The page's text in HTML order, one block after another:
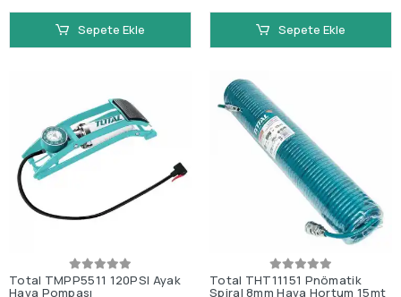
Sepete Ekle Sepete Ekle
Total TMPP5511 120PSI Ayak
Hava Pompası
Total THT11151 Pnömatik
Spiral 8mm Hava Hortum 15mt